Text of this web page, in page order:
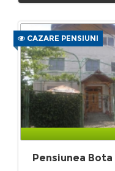
CAZARE PENSIUNI
Pensiunea Bota